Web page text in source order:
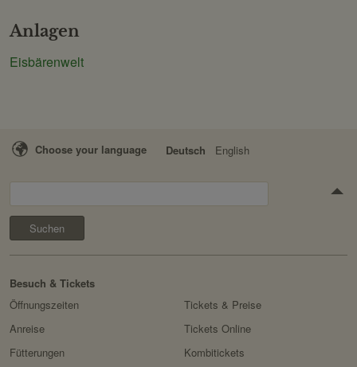
Anlagen
Eisbärenwelt
Choose your language Deutsch English
Besuch & Tickets
Öffnungszeiten
Anreise
Fütterungen
Tickets & Preise
Tickets Online
Kombitickets